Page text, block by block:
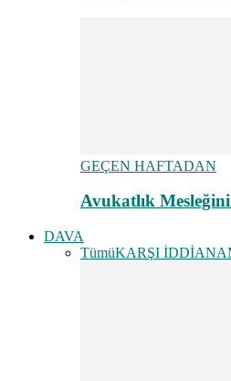
GEÇEN HAFTADAN
Avukatlık
DAVA
TümüKARŞI